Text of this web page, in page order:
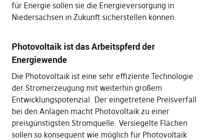
für Energie sollen sie die Energieversorgung in
Niedersachsen in Zukunft sicherstellen können.
Photovoltaik ist das Arbeitspferd der
Energiewende
Die Photovoltaik ist eine sehr effiziente Technologie
der Stromerzeugung mit weiterhin großem
Entwicklungspotenzial. Der eingetretene Preisverfall
bei den Anlagen macht Photovoltaik zu einer
preisgünstigsten Stromquelle. Versiegelte Flächen
sollen so konsequent wie möglich für Photovoltaik